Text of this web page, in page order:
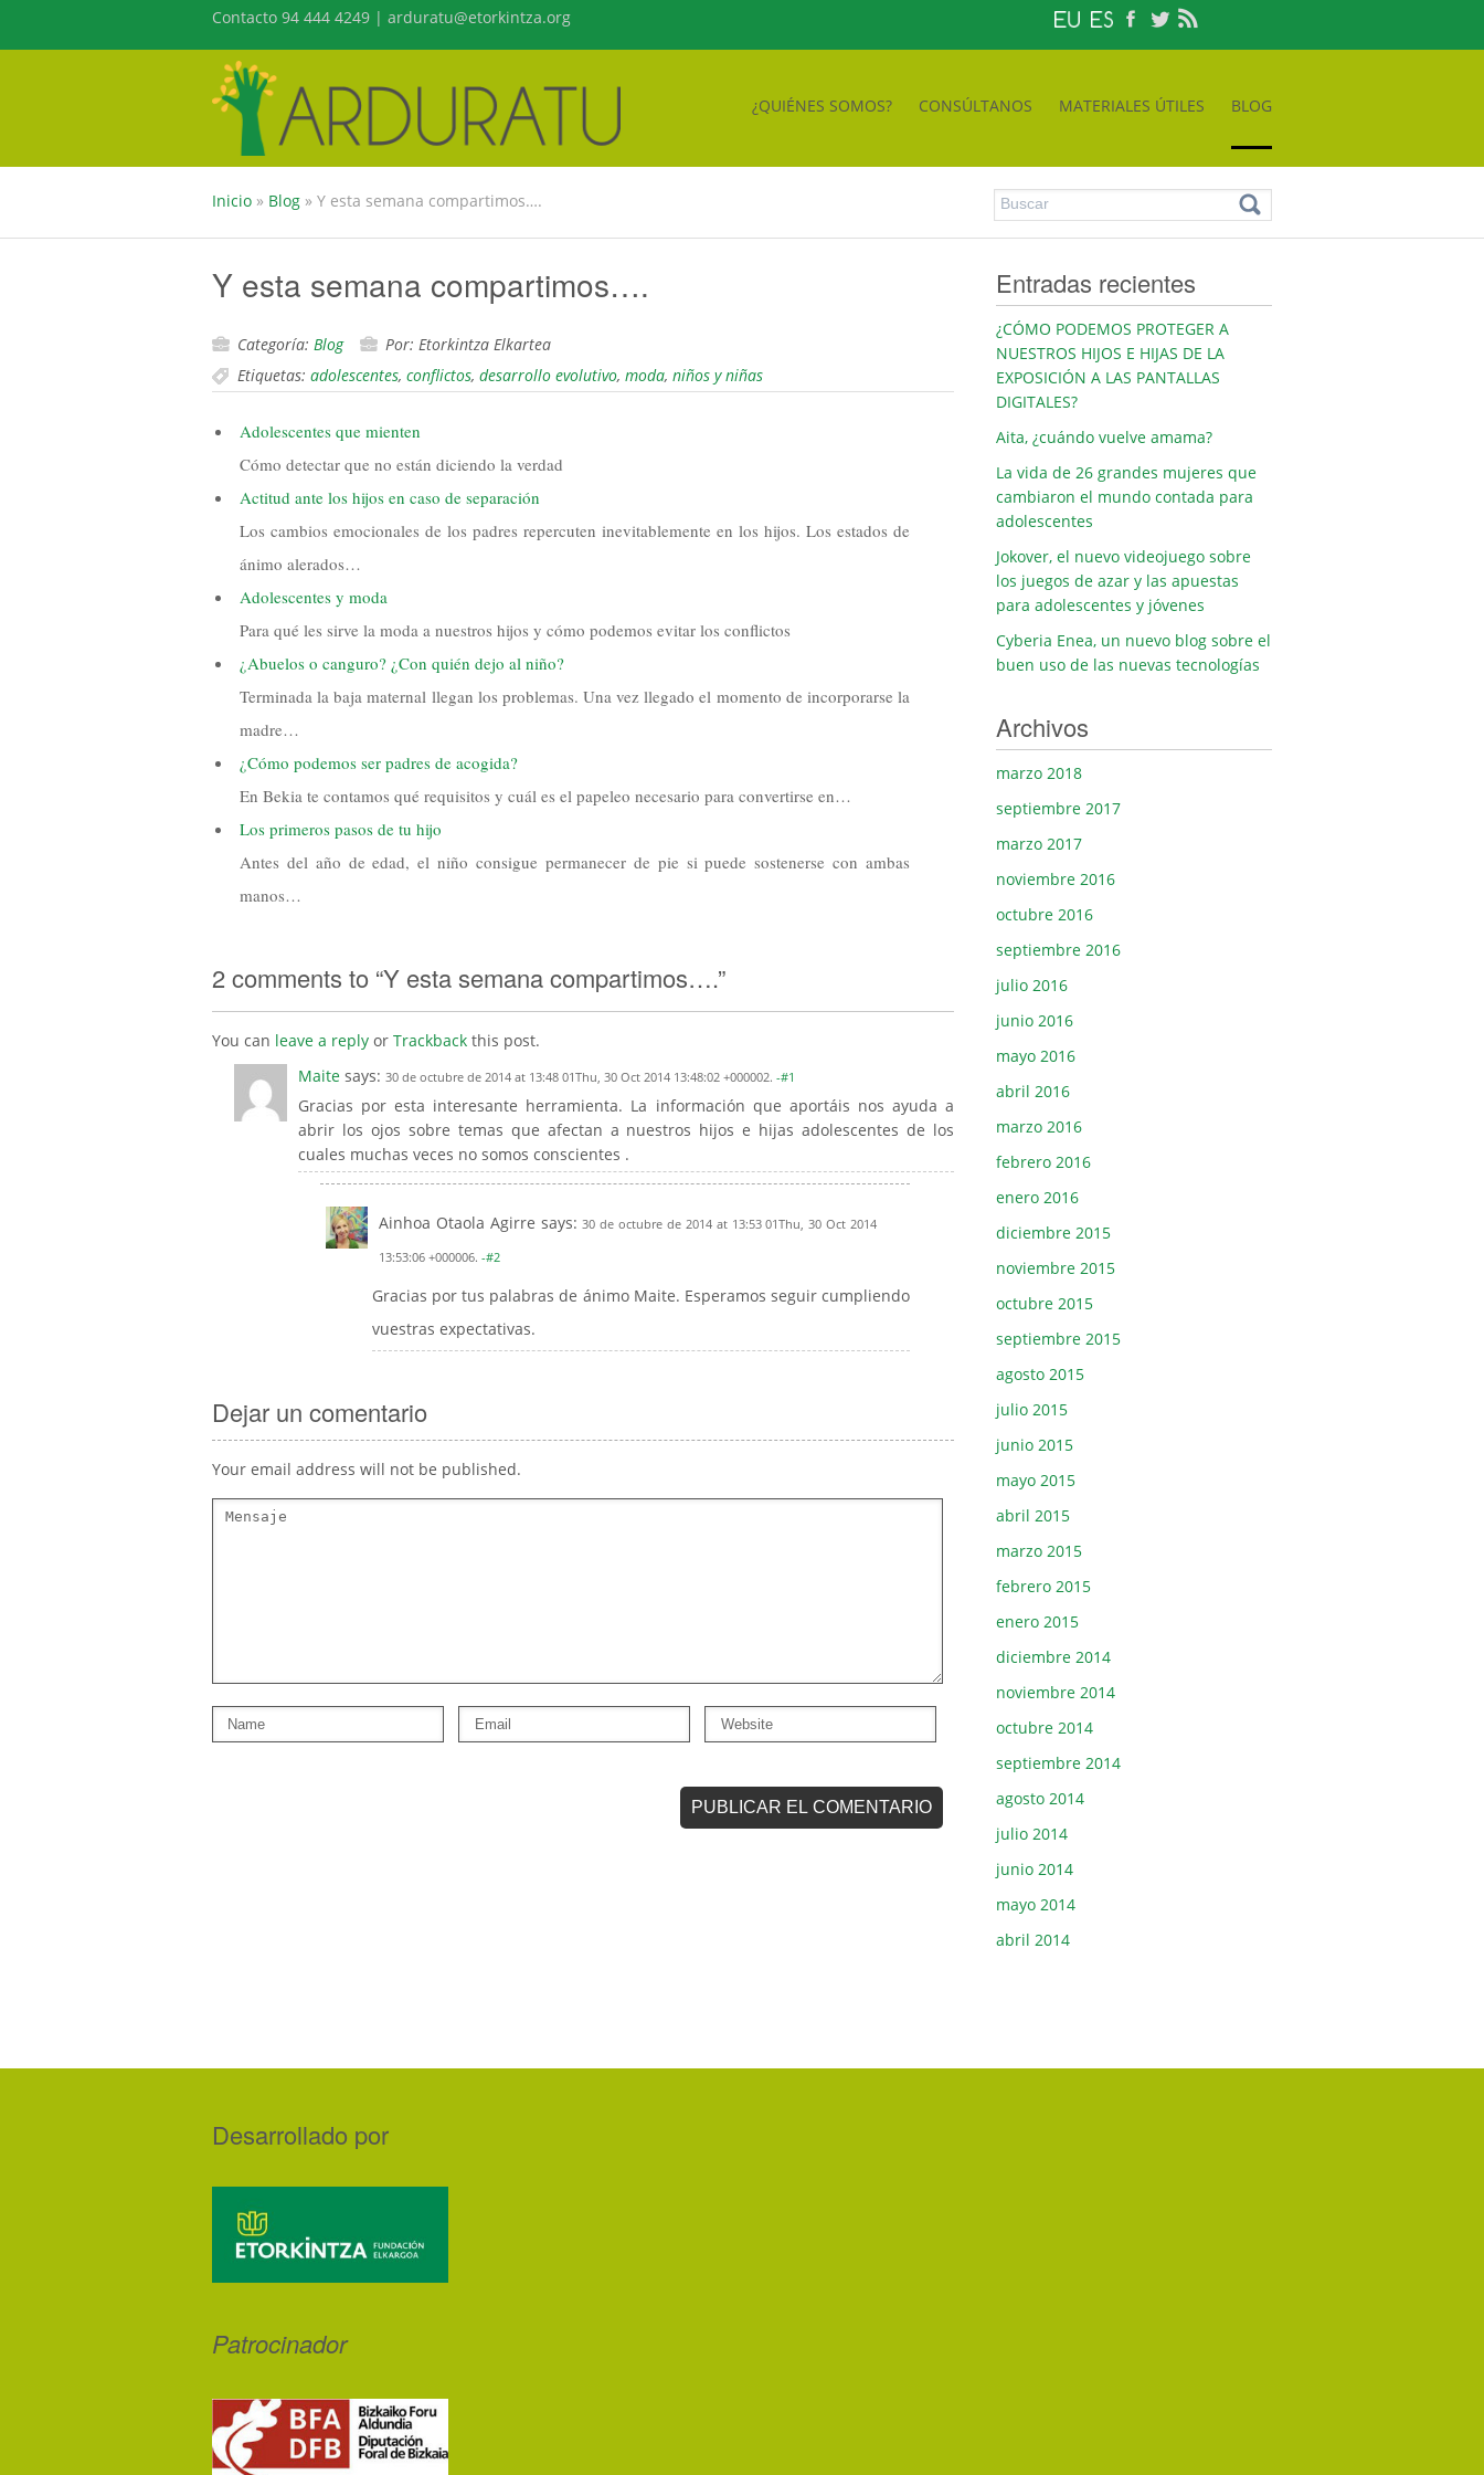
Contacto 94 444 4249 | arduratu@etorkintza.org
¿QUIÉNES SOMOS? CONSÚLTANOS MATERIALES ÚTILES BLOG
Inicio » Blog » Y esta semana compartimos….
Y esta semana compartimos….
Categoría: Blog
Por: Etorkintza Elkartea
Etiquetas: adolescentes, conflictos, desarrollo evolutivo, moda, niños y niñas
Adolescentes que mienten
Cómo detectar que no están diciendo la verdad
Actitud ante los hijos en caso de separación
Los cambios emocionales de los padres repercuten inevitablemente en los hijos. Los estados de
ánimo alerados…
Adolescentes y moda
Para qué les sirve la moda a nuestros hijos y cómo podemos evitar los conflictos
¿Abuelos o canguro? ¿Con quién dejo al niño?
Terminada la baja maternal llegan los problemas. Una vez llegado el momento de incorporarse la
madre…
¿Cómo podemos ser padres de acogida?
En Bekia te contamos qué requisitos y cuál es el papeleo necesario para convertirse en…
Los primeros pasos de tu hijo
Antes del año de edad, el niño consigue permanecer de pie si puede sostenerse con ambas
manos…
2 comments to “Y esta semana compartimos….”
You can leave a reply or Trackback this post.
Maite says: 30 de octubre de 2014 at 13:48 01Thu, 30 Oct 2014 13:48:02 +000002. -#1
Gracias por esta interesante herramienta. La información que aportáis nos ayuda a
abrir los ojos sobre temas que afectan a nuestros hijos e hijas adolescentes de los
cuales muchas veces no somos conscientes .
Ainhoa Otaola Agirre says: 30 de octubre de 2014 at 13:53 01Thu, 30 Oct 2014
13:53:06 +000006. -#2
Gracias por tus palabras de ánimo Maite. Esperamos seguir cumpliendo
vuestras expectativas.
Dejar un comentario
Your email address will not be published.
Entradas recientes
¿CÓMO PODEMOS PROTEGER A
NUESTROS HIJOS E HIJAS DE LA
EXPOSICIÓN A LAS PANTALLAS
DIGITALES?
Aita, ¿cuándo vuelve amama?
La vida de 26 grandes mujeres que
cambiaron el mundo contada para
adolescentes
Jokover, el nuevo videojuego sobre
los juegos de azar y las apuestas
para adolescentes y jóvenes
Cyberia Enea, un nuevo blog sobre el
buen uso de las nuevas tecnologías
Archivos
marzo 2018
septiembre 2017
marzo 2017
noviembre 2016
octubre 2016
septiembre 2016
julio 2016
junio 2016
mayo 2016
abril 2016
marzo 2016
febrero 2016
enero 2016
diciembre 2015
noviembre 2015
octubre 2015
septiembre 2015
agosto 2015
julio 2015
junio 2015
mayo 2015
abril 2015
marzo 2015
febrero 2015
enero 2015
diciembre 2014
noviembre 2014
octubre 2014
septiembre 2014
agosto 2014
julio 2014
junio 2014
mayo 2014
abril 2014
Desarrollado por
Patrocinador